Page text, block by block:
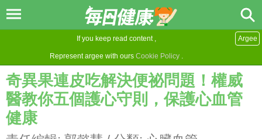
If you keep read content ,
Represent argee with ours Cookie Policy .
Argee
奇異果連皮吃解決便祕問題！權威
醫教你五個護心守則，保護心血管
健康